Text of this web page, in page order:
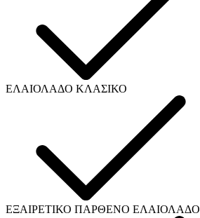
ΕΛΑΙΟΛΑΔΟ ΚΛΑΣΙΚΟ
ΕΞΑΙΡΕΤΙΚΟ ΠΑΡΘΕΝΟ ΕΛΑΙΟΛΑΔΟ